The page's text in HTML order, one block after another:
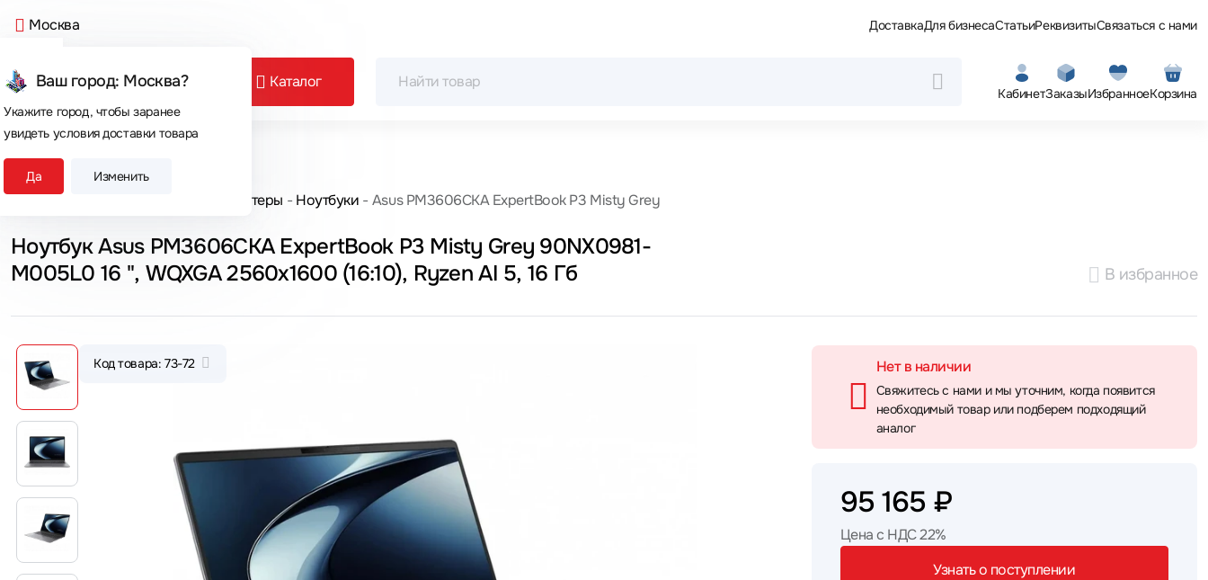
Москва
Ваш город: Москва?
Укажите город, чтобы заранее
увидеть условия доставки товара
Да Изменить
ДоставкаДля бизнесаСтатьиРеквизитыСвязаться с нами
Каталог
КабинетЗаказыИзбранноеКорзина
Сегодня покупают
Главная Компьютеры Ноутбуки Asus PM3606CKA ExpertBook P3 Misty Grey
Ноутбук Asus PM3606CKA ExpertBook P3 Misty Grey 90NX0981-
M005L0 16 ", WQXGA 2560x1600 (16:10), Ryzen AI 5, 16 Гб
В избранное
Код товара: 73-72 Нет в наличии
Свяжитесь с нами и мы уточним, когда появится
необходимый товар или подберем подходящий
аналог
95 165 ₽
Цена с НДС 22%
Узнать о поступлении